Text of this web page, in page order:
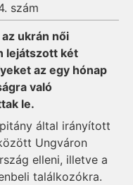
szám
ukrán női
lejátszott két
az egy hónap
való
le.
által irányított
Ungváron
elleni, illetve a
találkozókra.